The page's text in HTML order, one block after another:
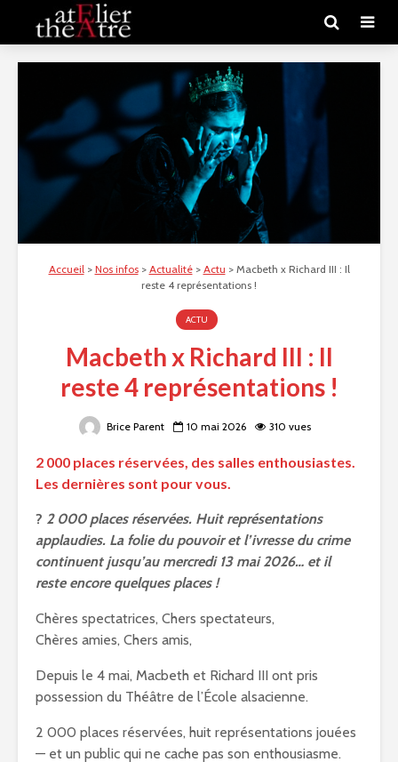
Accueil> Nos infos> Actualité> Actu > Macbeth x Richard III : Il
reste 4 représentations !
ACTU
Macbeth x Richard III : Il
reste 4 représentations !
Brice Parent 10 mai 2026 310 vues
2 000 places réservées, des salles enthousiastes.
Les dernières sont pour vous.
? 2 000 places réservées. Huit représentations
applaudies. La folie du pouvoir et l’ivresse du crime
continuent jusqu’au mercredi 13 mai 2026… et il
reste encore quelques places !
Chères spectatrices, Chers spectateurs,
Chères amies, Chers amis,
Depuis le 4 mai, Macbeth et Richard III ont pris
possession du Théâtre de l’École alsacienne.
2 000 places réservées, huit représentations jouées
— et un public qui ne cache pas son enthousiasme.